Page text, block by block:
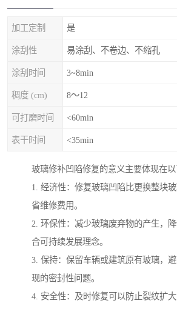
加工定制 是
涂刮性 易涂刮、不卷边、不缩孔
涂刮时间 3~8min
稠度 (cm) 8～12
可打磨时间 <60min
表干时间 <35min
玻璃修补凹陷修复的意义主要体现在以
1. 经济性：修复玻璃凹陷比更换整块
省维修费用。
2. 环保性：减少玻璃废弃物的产生，
合可持续发展理念。
3. 保持：保留车辆或建筑原有玻璃，
现的密封性问题。
4. 安全性：及时修复可以防止裂纹扩